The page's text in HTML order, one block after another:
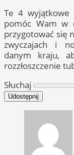
Te 4 wyjątkowe
pomóc Wam w
przygotować się
zwyczajach i
danym kraju,
rozzłoszczenie
Słuchaj
Udostępnij